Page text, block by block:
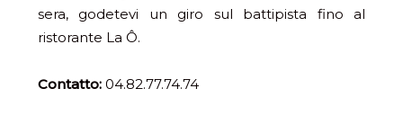
sera, godetevi un giro sul battipista fino al
ristorante La Ô.
Contatto: 04.82.77.74.74